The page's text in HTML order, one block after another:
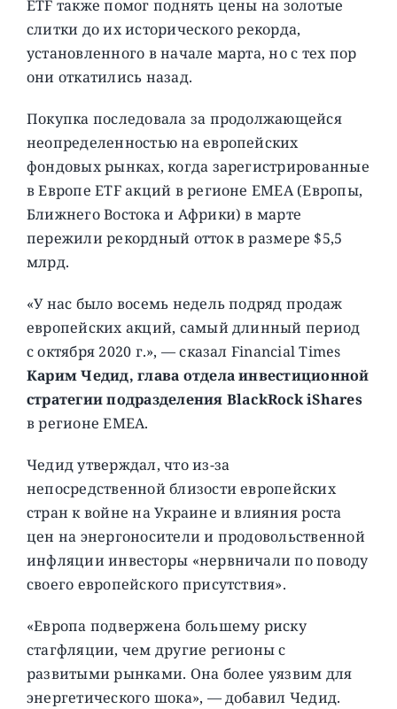
ETF также помог поднять цены на золотые
слитки до их исторического рекорда,
установленного в начале марта, но с тех пор
они откатились назад.
Покупка последовала за продолжающейся
неопределенностью на европейских
фондовых рынках, когда зарегистрированные
в Европе ETF акций в регионе EMEA (Европы,
Ближнего Востока и Африки) в марте
пережили рекордный отток в размере $5,5
млрд.
«У нас было восемь недель подряд продаж
европейских акций, самый длинный период
с октября 2020 г.», — сказал Financial Times
Карим Чедид, глава отдела инвестиционной
стратегии подразделения BlackRock iShares
в регионе EMEA.
Чедид утверждал, что из-за
непосредственной близости европейских
стран к войне на Украине и влияния роста
цен на энергоносители и продовольственной
инфляции инвесторы «нервничали по поводу
своего европейского присутствия».
«Европа подвержена большему риску
стагфляции, чем другие регионы с
развитыми рынками. Она более уязвим для
энергетического шока», — добавил Чедид.